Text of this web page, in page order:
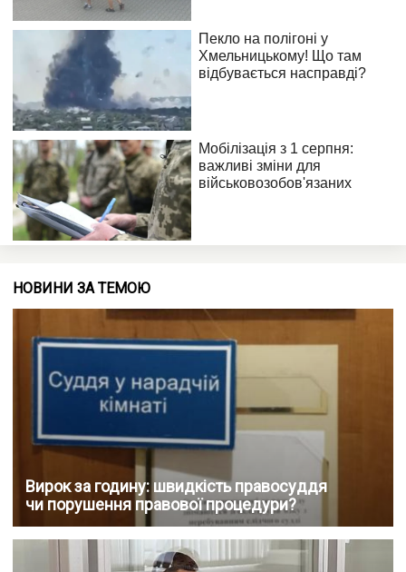
НОВИНИ ЗА ТЕМОЮ
Вирок за годину: швидкість правосуддя
чи порушення правової процедури?